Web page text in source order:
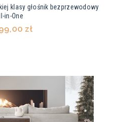
klasy głośnik bezprzewodowy
in-One
zł